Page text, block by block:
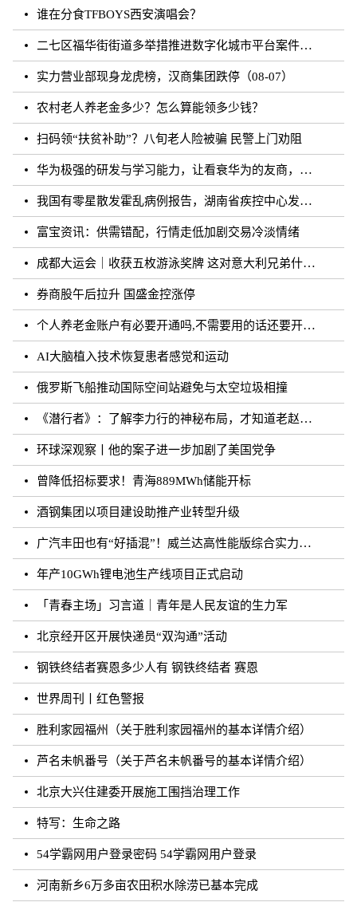
谁在分食TFBOYS西安演唱会？
二七区福华街街道多举措推进数字化城市平台案件处理工作
实力营业部现身龙虎榜，汉商集团跌停（08-07）
农村老人养老金多少？怎么算能领多少钱？
扫码领“扶贫补助”？八旬老人险被骗 民警上门劝阻
华为极强的研发与学习能力，让看衰华为的友商，最终多被历史毒打了
我国有零星散发霍乱病例报告，湖南省疾控中心发布相关健康提醒
富宝资讯：供需错配，行情走低加剧交易冷淡情绪
成都大运会｜收获五枚游泳奖牌 这对意大利兄弟什么来头？
券商股午后拉升 国盛金控涨停
个人养老金账户有必要开通吗,不需要用的话还要开通吗？
AI大脑植入技术恢复患者感觉和运动
俄罗斯飞船推动国际空间站避免与太空垃圾相撞
《潜行者》：了解李力行的神秘布局，才知道老赵的真实面目！
环球深观察丨他的案子进一步加剧了美国党争
曾降低招标要求！青海889MWh储能开标
酒钢集团以项目建设助推产业转型升级
广汽丰田也有“好插混”！威兰达高性能版综合实力强劲
年产10GWh锂电池生产线项目正式启动
「青春主场」习言道｜青年是人民友谊的生力军
北京经开区开展快递员“双沟通”活动
钢铁终结者赛恩多少人有 钢铁终结者 赛恩
世界周刊丨红色警报
胜利家园福州（关于胜利家园福州的基本详情介绍）
芦名未帆番号（关于芦名未帆番号的基本详情介绍）
北京大兴住建委开展施工围挡治理工作
特写：生命之路
54学霸网用户登录密码 54学霸网用户登录
河南新乡6万多亩农田积水除涝已基本完成